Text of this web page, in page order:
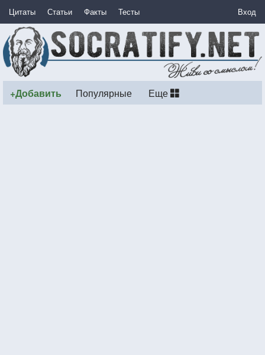
Цитаты Статьи Факты Тесты Вход
+Добавить Популярные Еще